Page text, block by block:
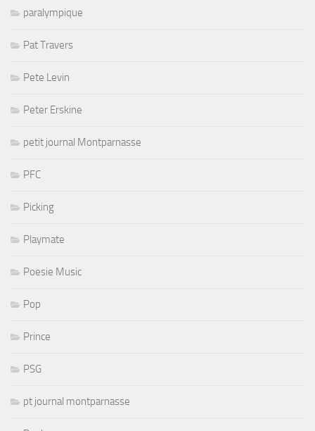
paralympique
Pat Travers
Pete Levin
Peter Erskine
petit journal Montparnasse
PFC
Picking
Playmate
Poesie Music
Pop
Prince
PSG
pt journal montparnasse